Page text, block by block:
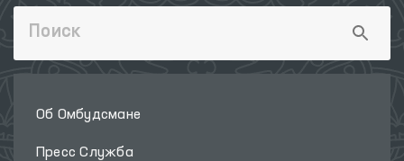
Об Омбудсмане
Пресс Служба